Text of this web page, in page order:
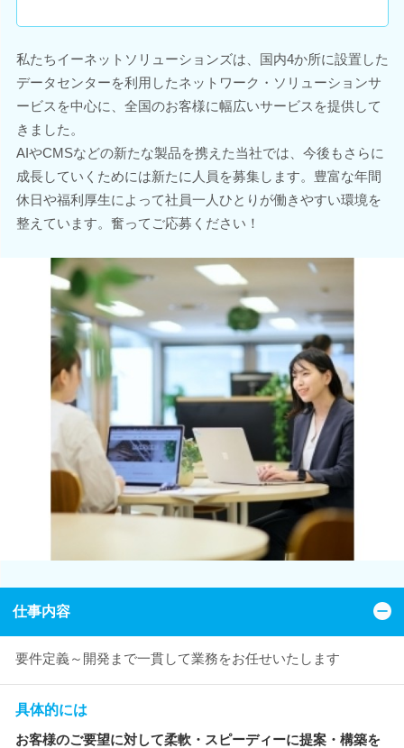
私たちイーネットソリューションズは、国内4か所に設置した
データセンターを利用したネットワーク・ソリューションサ
ービスを中心に、全国のお客様に幅広いサービスを提供して
きました。
AIやCMSなどの新たな製品を携えた当社では、今後もさらに
成長していくためには新たに人員を募集します。豊富な年間
休日や福利厚生によって社員一人ひとりが働きやすい環境を
整えています。奮ってご応募ください！
仕事内容
要件定義～開発まで一貫して業務をお任せいたします
具体的には
お客様のご要望に対して柔軟・スピーディーに提案・構築を